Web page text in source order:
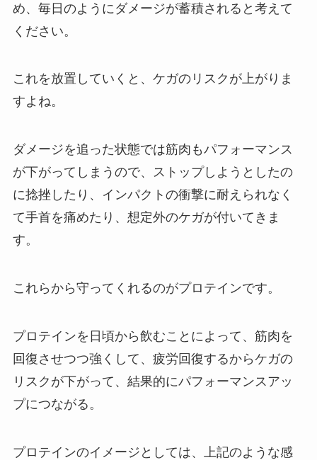
め、毎日のようにダメージが蓄積されると考えて
ください。
これを放置していくと、ケガのリスクが上がりま
すよね。
ダメージを追った状態では筋肉もパフォーマンス
が下がってしまうので、ストップしようとしたの
に捻挫したり、インパクトの衝撃に耐えられなく
て手首を痛めたり、想定外のケガが付いてきま
す。
これらから守ってくれるのがプロテインです。
プロテインを日頃から飲むことによって、筋肉を
回復させつつ強くして、疲労回復するからケガの
リスクが下がって、結果的にパフォーマンスアッ
プにつながる。
プロテインのイメージとしては、上記のような感